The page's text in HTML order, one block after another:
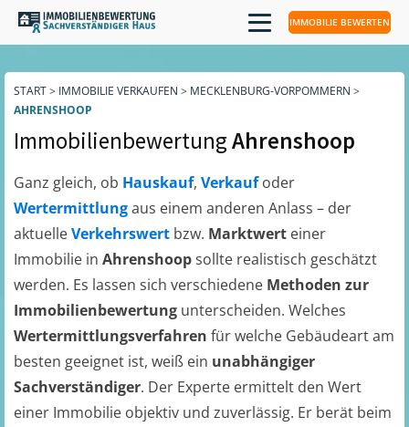
IMMOBILIE BEWERTEN
START> IMMOBILIE VERKAUFEN > MECKLENBURG-VORPOMMERN >
AHRENSHOOP
ImmobilienbewertungAhrenshoop
Ganz gleich, ob Hauskauf, Verkaufoder
Wertermittlungaus einem anderen Anlass – der
aktuelleVerkehrswert bzw. Marktwert einer
Immobilie in Ahrenshoopsollte realistisch geschätzt
werden. Es lassen sich verschiedene Methoden zur
Immobilienbewertung unterscheiden. Welches
Wertermittlungsverfahren für welche Gebäudeart am
besten geeignet ist, weiß ein unabhängiger
Sachverständiger. Der Experte ermittelt den Wert
einer Immobilie objektiv und zuverlässig. Er berät beim